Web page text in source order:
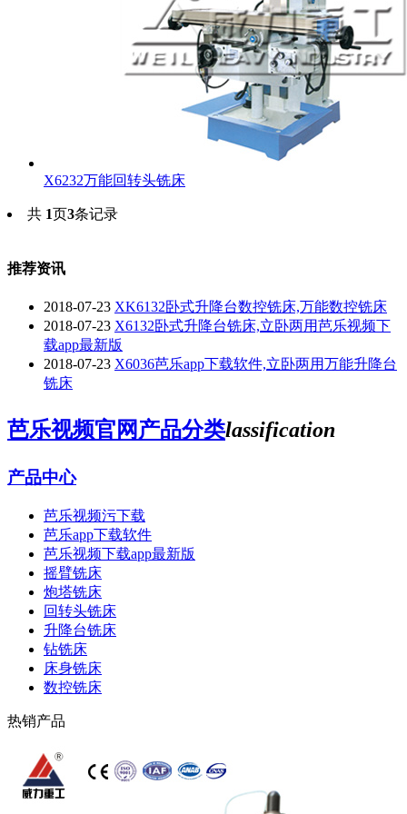
X6232万能回转头铣床
共 1页3条记录
推荐资讯
2018-07-23 XK6132卧式升降台数控铣床,万能数控铣床
2018-07-23 X6132卧式升降台铣床,立卧两用芭乐视频下
载app最新版
2018-07-23 X6036芭乐app下载软件,立卧两用万能升降台
铣床
芭乐视频官网产品分类lassification
产品中心
芭乐视频污下载
芭乐app下载软件
芭乐视频下载app最新版
摇臂铣床
炮塔铣床
回转头铣床
升降台铣床
钻铣床
床身铣床
数控铣床
热销产品